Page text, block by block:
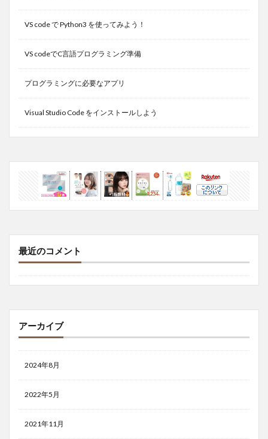
VS code で Python3 を使ってみよう！
VS codeでC言語プログラミング準備
プログラミングに必要なアプリ
Visual Studio Code をインストールしよう
最近のコメント
アーカイブ
2024年8月
2022年5月
2021年11月